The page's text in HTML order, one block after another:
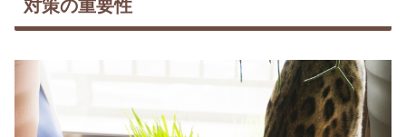
対策の重要性